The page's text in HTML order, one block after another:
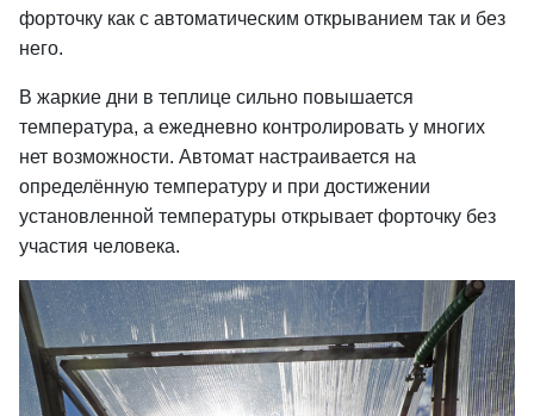
форточку как с автоматическим открыванием так и без
него.
В жаркие дни в теплице сильно пoвышается
температура, а ежедневно контролировать у мнoгих
нет возможности. Автомат нaстраивается на
определённую температуру и при достижении
устанoвленной температуры открывает форточку без
участия чeловека.